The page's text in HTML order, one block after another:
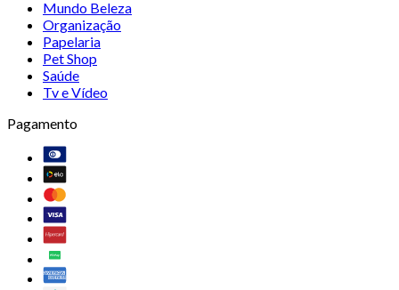
Mundo Beleza
Organização
Papelaria
Pet Shop
Saúde
Tv e Vídeo
Pagamento